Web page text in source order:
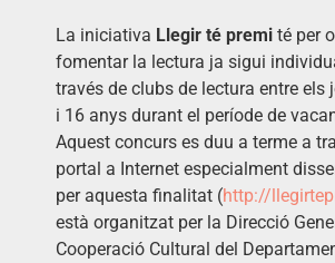
La iniciativa Llegir té premi té per
fomentar la lectura ja sigui
través de clubs de lectura entre els
i 16 anys durant el període de
Aquest concurs es duu a terme a
portal a Internet especialment
per aquesta finalitat (http://
està organitzat per la Direcció
Cooperació Cultural del